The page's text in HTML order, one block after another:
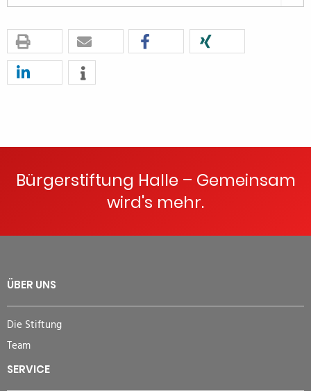
Bürgerstiftung Halle – Gemeinsam
wird's mehr.
ÜBER UNS
Die Stiftung
Team
SERVICE